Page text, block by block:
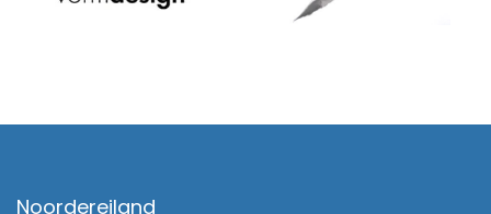
Noordereiland